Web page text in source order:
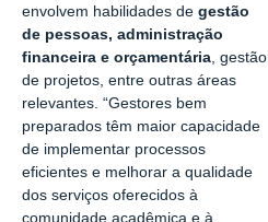
envolvem habilidades de gestão
de pessoas, administração
financeira e orçamentária, gestão
de projetos, entre outras áreas
relevantes. “Gestores bem
preparados têm maior capacidade
de implementar processos
eficientes e melhorar a qualidade
dos serviços oferecidos à
comunidade acadêmica e à